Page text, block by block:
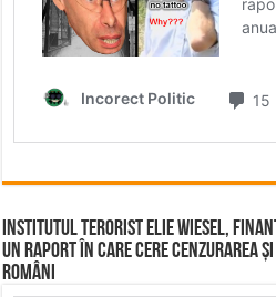
Institutul terorist Elie Wiesel,
un raport în care cere cenzurarea
români